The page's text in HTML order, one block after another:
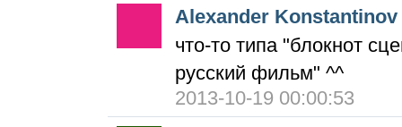
Alexander Konstantinov
что-то типа "блокнот
русский фильм" ^^
2013-10-19 00:00:53